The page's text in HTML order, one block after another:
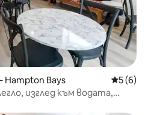
Bays Средна
5 (6)
изглед към водата,